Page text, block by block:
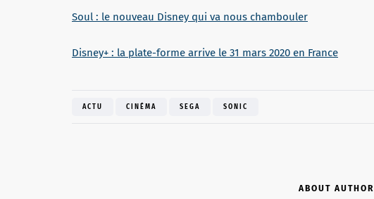
Soul : le nouveau Disney qui va nous chambouler
Disney+ : la plate-forme arrive le 31 mars 2020 en France
ACTU CINÉMA SEGA SONIC
ABOUT AUTHOR